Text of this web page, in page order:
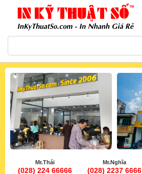
inkythuatso.com
Mr.Thái
(028) 224 66666
Mr.Nghĩa
(028) 2237 6666